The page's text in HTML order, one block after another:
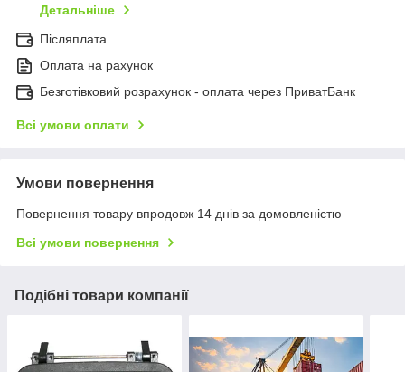
Детальніше
Післяплата
Оплата на рахунок
Безготівковий розрахунок - оплата через ПриватБанк
Всі умови оплати
Умови повернення
Повернення товару впродовж 14 днів за домовленістю
Всі умови повернення
Подібні товари компанії